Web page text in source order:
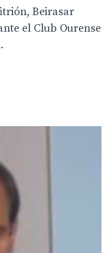
Beirasar
el Club Ourense